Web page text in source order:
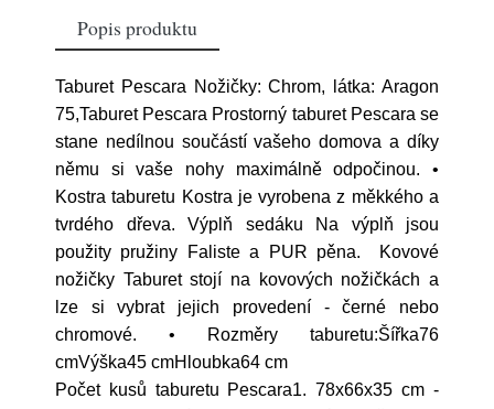
Popis produktu
Taburet Pescara Nožičky: Chrom, látka: Aragon
75,Taburet Pescara Prostorný taburet Pescara se
stane nedílnou součástí vašeho domova a díky
němu si vaše nohy maximálně odpočinou. •
Kostra taburetu Kostra je vyrobena z měkkého a
tvrdého dřeva. Výplň sedáku Na výplň jsou
použity pružiny Faliste a PUR pěna. Kovové
nožičky Taburet stojí na kovových nožičkách a
lze si vybrat jejich provedení - černé nebo
chromové. • Rozměry taburetu:Šířka76
cmVýška45 cmHloubka64 cm
Počet kusů taburetu Pescara1. 78x66x35 cm -